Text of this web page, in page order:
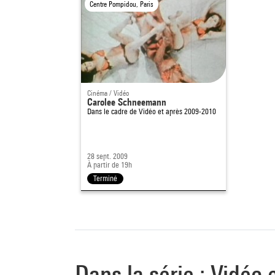
Centre Pompidou, Paris
Cinéma / Vidéo
Carolee Schneemann
Dans le cadre de Vidéo et après 2009-2010
28 sept. 2009
À partir de 19h
Terminé